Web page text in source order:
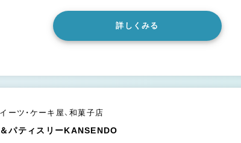
詳しくみる
ーツ・ケーキ屋、和菓子店
パティスリーKANSENDO